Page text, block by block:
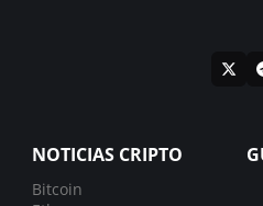
NOTICIAS CRIPTO
Bitcoin